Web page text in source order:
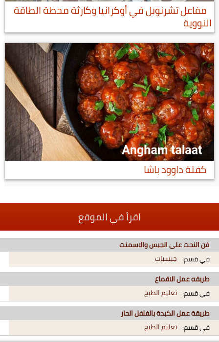
مفاعل تشرنوبل في أوكرانيا وكارثة محطة الطاقة
النووية
كفتة داوود باشا
اقرأ في الموقع
فن النحت على الجبس والاسمنت
في قسم: جبسيات
طريقه عمل الاقماع
في قسم: تعليم الطبخ
طريقة عمل الكبدة بالفلفل الحار
في قسم: تعليم الطبخ